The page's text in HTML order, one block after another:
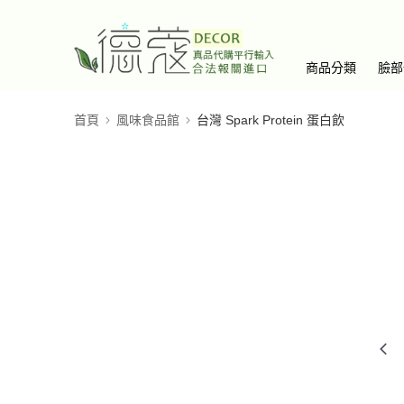
商品分類 臉
首頁 風味食品館 台灣 Spark Protein 蛋白飲